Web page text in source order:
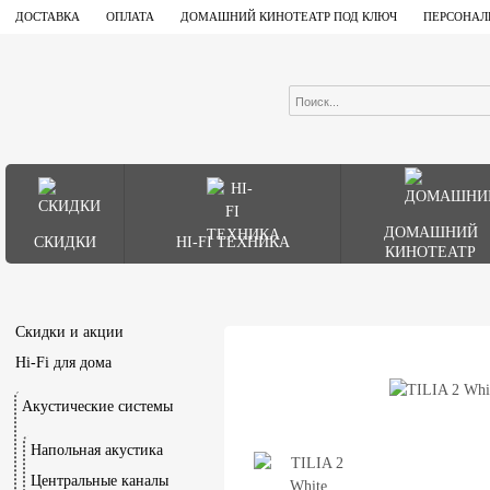
ДОСТАВКА ОПЛАТА ДОМАШНИЙ КИНОТЕАТР ПОД КЛЮЧ
СКИДКИ HI-FI ТЕХНИКА
ДОМАШНИЙ
КИНОТЕАТР
Скидки и акции
Hi-Fi для дома
Акустические системы
Напольная акустика
Центральные каналы